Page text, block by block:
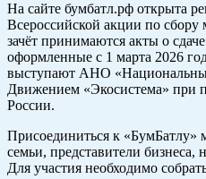
На сайте бумбатл.рф открыта
Всероссийской акции по
зачёт принимаются акты о
оформленные с 1 марта 2026
выступают АНО
Движением «Экосистема» при
России.
Присоединиться к «БумБатлу»
семьи, представители бизнеса,
Для участия необходимо